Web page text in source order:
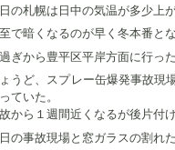
の札幌は日中の気温が多少上
で暗くなるのが早く冬本番とな
ぎから豊平区平岸方面に行った
うど、スプレー缶爆発事故現
ていた。
から１週間近くなるが後片付
の事故現場と窓ガラスの割れ